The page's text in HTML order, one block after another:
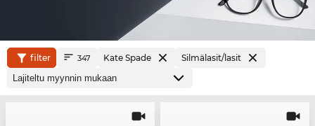
filter 347 Kate Spade Silmälasit/lasit